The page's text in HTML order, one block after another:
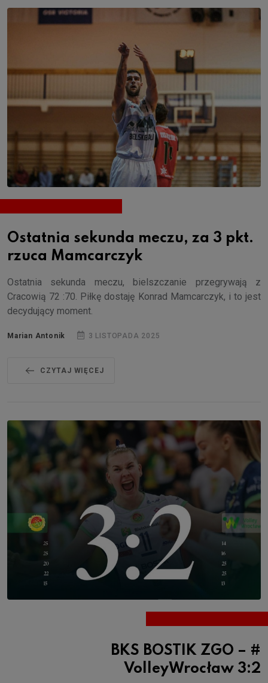
Ostatnia sekunda meczu, za 3 pkt.
rzuca Mamcarczyk
Ostatnia sekunda meczu, bielszczanie przegrywają z
Cracowią 72 :70. Piłkę dostaję Konrad Mamcarczyk, i to jest
decydujący moment.
Marian Antonik 3 LISTOPADA 2025
CZYTAJ WIĘCEJ
BKS BOSTIK ZGO – #
VolleyWrocław 3:2